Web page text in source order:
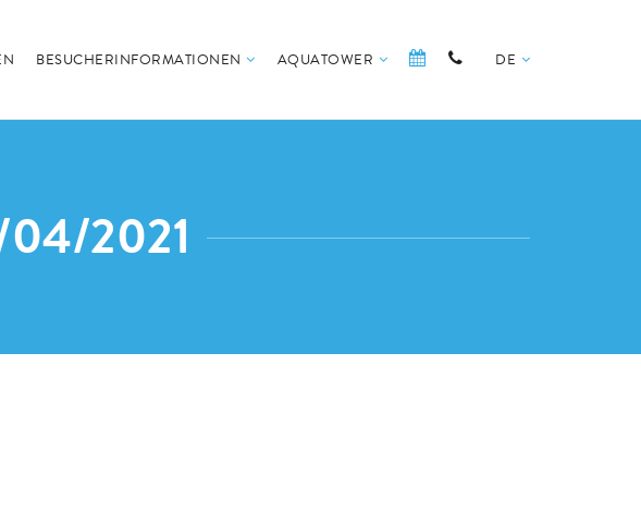
DE
BESUCHERINFORMATIONEN AQUATOWER
2021